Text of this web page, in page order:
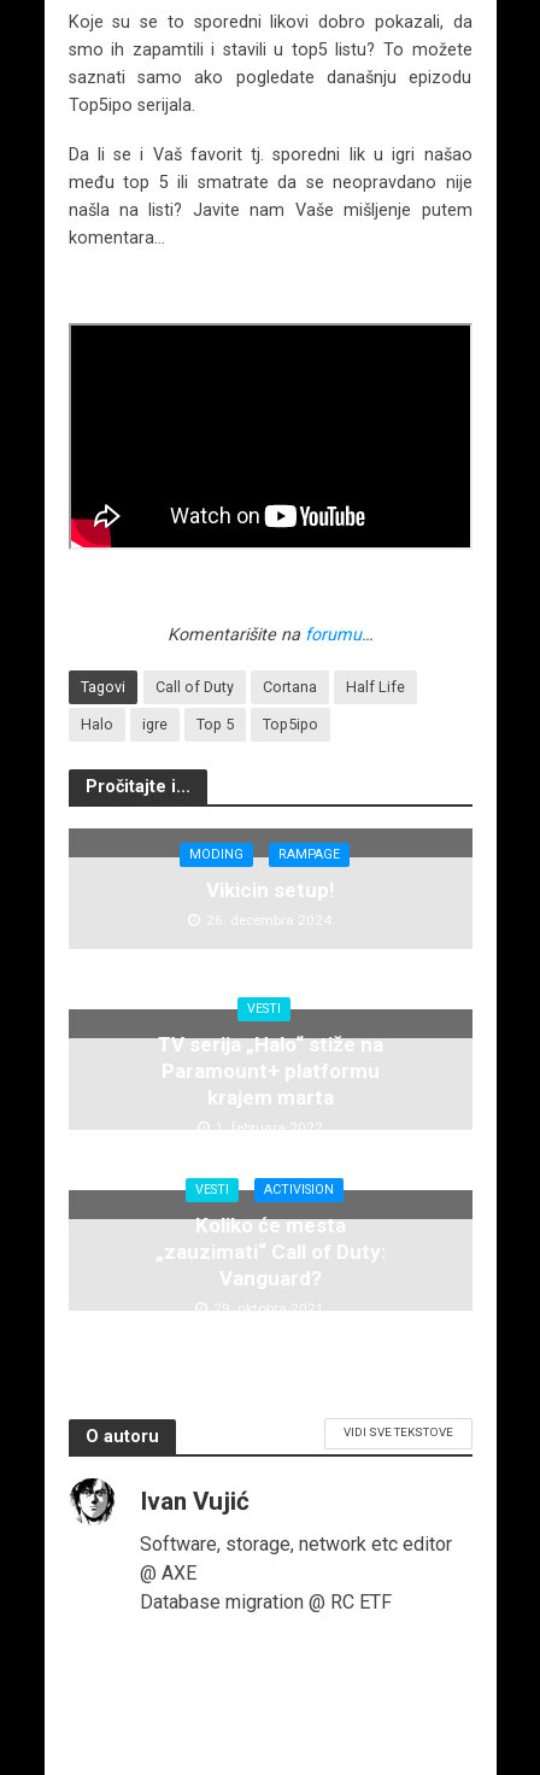
Koje su se to sporedni likovi dobro pokazali, da
smo ih zapamtili i stavili u top5 listu? To možete
saznati samo ako pogledate današnju epizodu
Top5ipo serijala.
Da li se i Vaš favorit tj. sporedni lik u igri našao
među top 5 ili smatrate da se neopravdano nije
našla na listi? Javite nam Vaše mišljenje putem
komentara…
Komentarišite na forumu…
Tagovi Call of Duty Cortana Half Life
Halo igre Top 5 Top5ipo
Pročitajte i...
MODING RAMPAGE
Vikicin setup!
26. decembra 2024.
VESTI
TV serija „Halo“ stiže na
Paramount+ platformu
krajem marta
1. februara 2022.
VESTI ACTIVISION
Koliko će mesta
„zauzimati“ Call of Duty:
Vanguard?
29. oktobra 2021.
O autoru VIDI SVE TEKSTOVE
Ivan Vujić
Software, storage, network etc editor
@ AXE
Database migration @ RC ETF